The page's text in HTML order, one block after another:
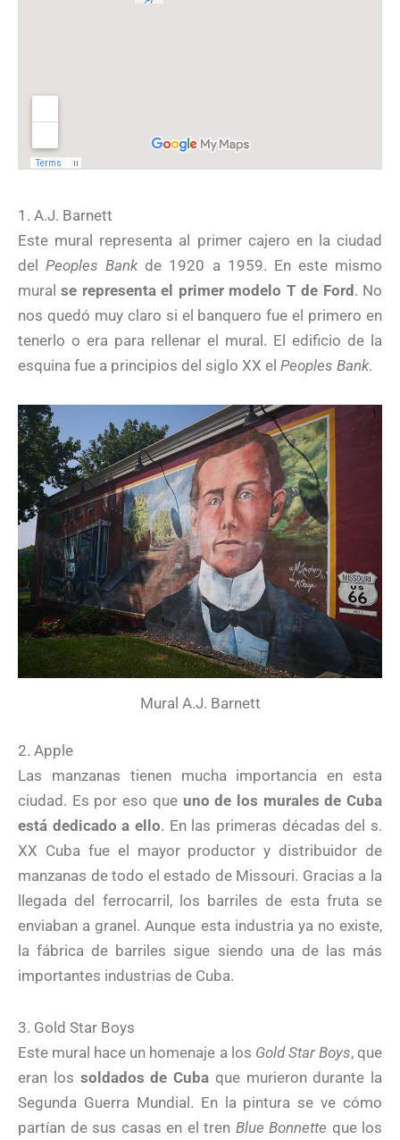
1. A.J. Barnett
Este mural representa al primer cajero en la ciudad
delPeoples Bankde 1920 a 1959. En este mismo
muralse representa el primer modelo T de Ford . No
nos quedó muy claro si el banquero fue el primero en
tenerlo o era para rellenar el mural. El edificio de la
esquina fue a principios del siglo XX el Peoples Bank.
Mural A.J. Barnett
2. Apple
Las manzanas tienen mucha importancia en esta
ciudad. Es por eso que uno de los murales de Cuba
está dedicado a ello. En las primeras décadas del s.
XX Cuba fue el mayor productor y distribuidor de
manzanas de todo el estado de Missouri. Gracias a la
llegada del ferrocarril, los barriles de esta fruta se
enviaban a granel. Aunque esta industria ya no existe,
la fábrica de barriles sigue siendo una de las más
importantes industrias de Cuba.
3. Gold Star Boys
Este mural hace un homenaje a los Gold Star Boys, que
eran los soldados de Cuba que murieron durante la
Segunda Guerra Mundial. En la pintura se ve cómo
partían de sus casas en el tren Blue Bonnette que los